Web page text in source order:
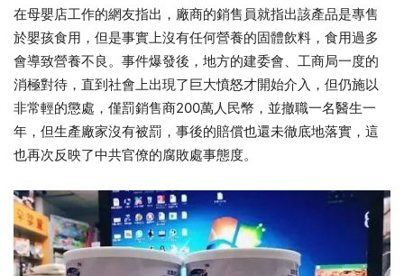
在母嬰店工作的網友指出，廠商的銷售員就指出該產品是專售
於嬰孩食用，但是事實上沒有任何營養的固體飲料，食用過多
會導致營養不良。事件爆發後，地方的建委會、工商局一度的
消極對待，直到社會上出現了巨大憤怒才開始介入，但仍施以
非常輕的懲處，僅罰銷售商200萬人民幣，並撤職一名醫生一
年，但生產廠家沒有被罰，事後的賠償也還未徹底地落實，這
也再次反映了中共官僚的腐敗處事態度。